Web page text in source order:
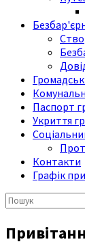
Паспорт
Укриття
Контакти
Графік
Пошук: